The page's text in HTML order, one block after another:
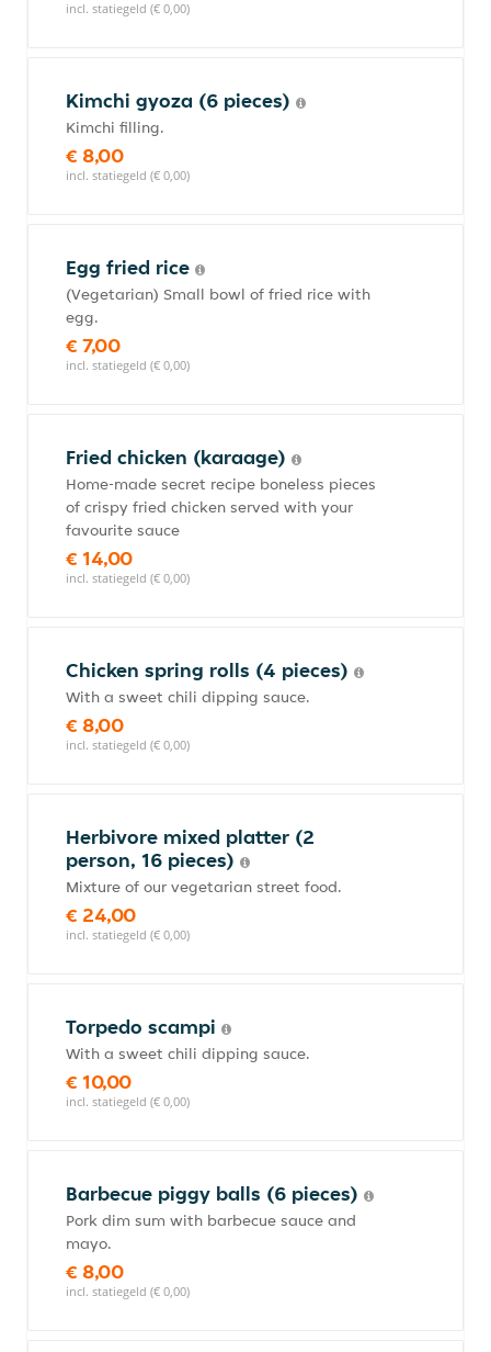
incl. statiegeld (€ 0,00)
Kimchi gyoza (6 pieces)
Kimchi filling.
€ 8,00
incl. statiegeld (€ 0,00)
Egg fried rice
(Vegetarian) Small bowl of fried rice with
egg.
€ 7,00
incl. statiegeld (€ 0,00)
Fried chicken (karaage)
Home-made secret recipe boneless pieces
of crispy fried chicken served with your
favourite sauce
€ 14,00
incl. statiegeld (€ 0,00)
Chicken spring rolls (4 pieces)
With a sweet chili dipping sauce.
€ 8,00
incl. statiegeld (€ 0,00)
Herbivore mixed platter (2
person, 16 pieces)
Mixture of our vegetarian street food.
€ 24,00
incl. statiegeld (€ 0,00)
Torpedo scampi
With a sweet chili dipping sauce.
€ 10,00
incl. statiegeld (€ 0,00)
Barbecue piggy balls (6 pieces)
Pork dim sum with barbecue sauce and
mayo.
€ 8,00
incl. statiegeld (€ 0,00)